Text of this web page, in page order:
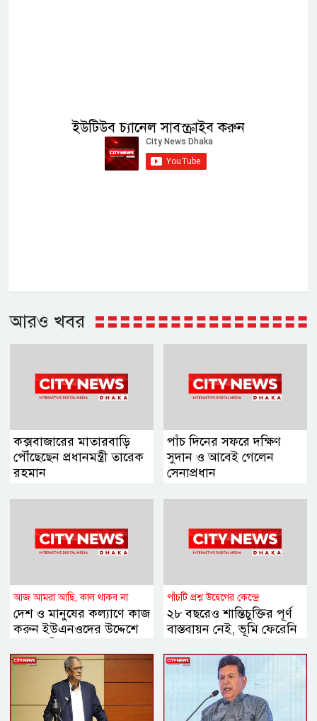
ইউটিউব চ্যানেল সাবস্ক্রাইব করুন
আরও খবর
কক্সবাজারের মাতারবাড়ি
পৌঁছেছেন প্রধানমন্ত্রী তারেক
রহমান
পাঁচ দিনের সফরে দক্ষিণ
সুদান ও আবেই গেলেন
সেনাপ্রধান
আজ আমরা আছি, কাল থাকব না
দেশ ও মানুষের কল্যাণে কাজ
করুন ইউএনওদের উদ্দেশে
পাঁচটি প্রশ্ন উদ্বেগের কেন্দ্রে
২৮ বছরেও শান্তিচুক্তির পূর্ণ
বাস্তবায়ন নেই, ভূমি ফেরেনি
অশান্তি?